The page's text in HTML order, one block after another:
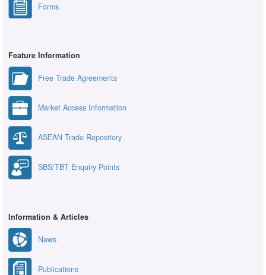
Forms
Feature Information
Free Trade Agreements
Market Access Information
ASEAN Trade Repository
SBS/TBT Enquiry Points
Information & Articles
News
Publications